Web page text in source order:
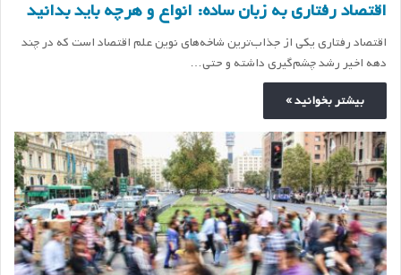
اقتصاد رفتاری به زبان ساده: انواع و هرچه باید بدانید
اقتصاد رفتاری یکی از جذاب‌ترین شاخه‌های نوین علم اقتصاد است که در چند
دهه اخیر رشد چشم‌گیری داشته و حتی…
بیشتر بخوانید »